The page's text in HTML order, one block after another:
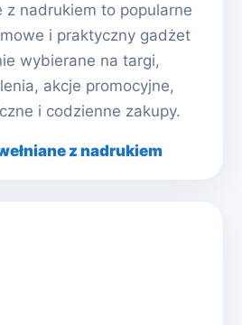
z nadrukiem to popularne
i praktyczny gadżet
wybierane na targi,
akcje promocyjne,
i codzienne zakupy.
z nadrukiem